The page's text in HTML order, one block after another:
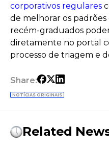
corporativos regulares
de melhorar os padrões
recém-graduados
diretamente no portal
processo de triagem e
Share:
NOTÍCIAS ORIGINAIS
Related